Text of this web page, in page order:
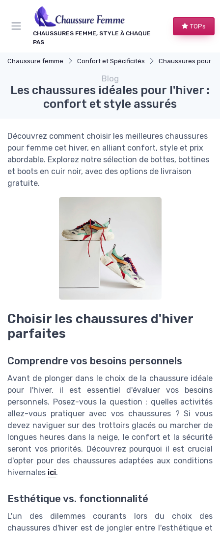
CHAUSSURES FEMME, STYLE À CHAQUE
PAS
TOPs
Chaussure femme Confort et Spécificités Chaussures pour Occasions
Blog
Les chaussures idéales pour l'hiver :
confort et style assurés
Découvrez comment choisir les meilleures chaussures
pour femme cet hiver, en alliant confort, style et prix
abordable. Explorez notre sélection de bottes, bottines
et boots en cuir noir, avec des options de livraison
gratuite.
Choisir les chaussures d'hiver
parfaites
Comprendre vos besoins personnels
Avant de plonger dans le choix de la chaussure idéale
pour l'hiver, il est essentiel d'évaluer vos besoins
personnels. Posez-vous la question : quelles activités
allez-vous pratiquer avec vos chaussures ? Si vous
devez naviguer sur des trottoirs glacés ou marcher de
longues heures dans la neige, le confort et la sécurité
seront vos priorités. Découvrez pourquoi il est crucial
d'opter pour des chaussures adaptées aux conditions
hivernales ici.
Esthétique vs. fonctionnalité
L'un des dilemmes courants lors du choix des
chaussures d'hiver est de jongler entre l'esthétique et
Panneau de gestion des cookies